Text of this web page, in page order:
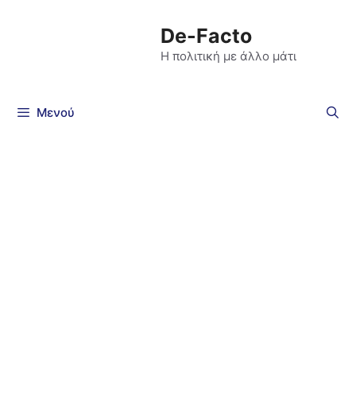
De-Facto
Η πολιτική με άλλο μάτι
Μενού